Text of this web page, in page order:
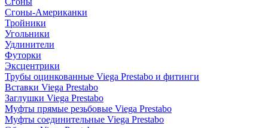
Сгоны-Американки
Тройники
Угольники
Удлинители
Футорки
Эксцентрики
Трубы оцинкованные Viega Prestabo и фитинги
Вставки Viega Prestabo
Заглушки Viega Prestabo
Муфты прямые резьбовые Viega Prestabo
Муфты соединительные Viega Prestabo